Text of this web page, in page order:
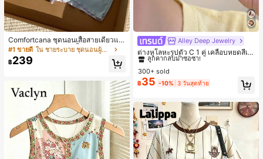
Comfortcana ชุดนอนเสื้อสายเดี่ยวแต่
งระบายและกางเกงขาสั้นสำหรับผู้หญิง
#1 ขายดี ใน ชายระบาย ชุดนอนผู้หญิง
฿239
Alley Deep Jewelry
ต่างหูโลหะรูปตัว C 1 คู่ เคลือบหยดสีเห
ลือง ลายจุดสีน้ำเงิน สไตล์ยุโรปและอเม
ริกัน แฟชั่นส่วนตัว หวานและสง่างาม
สำหรับผู้หญิงและเด็กหญิง สำหรับการเ
ดินทาง งานแต่งงาน ปาร์ตี้ วันเกิด ของ
#1 ขายดี ใน โบโฮ ต่างหูผู้หญิง
ลูกค้ากลับมาซื้อซ้ำ!
เกือบหมดแล้ว!
#1 ขายดี ใน โบโฮ ต่างหูผู้หญิง
ลูกค้ากลับมาซื้อซ้ำ!
เกือบหมดแล้ว!
#1 ขายดี ใน โบโฮ ต่างหูผู้หญิง
ลูกค้ากลับมาซื้อซ้ำ!
เกือบหมดแล้ว!
#1 ขายดี ใน โบโฮ ต่างหูผู้หญิง
เกือบหมดแล้ว!
300+ sold
฿35 -10% 3 วันสุดท้าย